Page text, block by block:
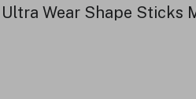
Wear Shape Sticks